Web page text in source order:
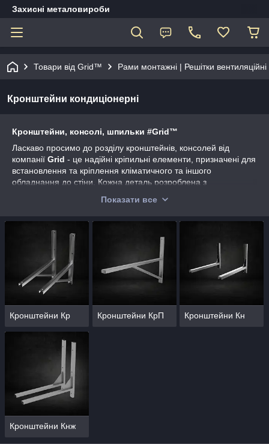
Захисні металовироби
Товари від Grid™ Рами монтажні | Решітки
Кронштейни кондиціонерні
Кронштейни, консолі, шпильки #Grid™
Ласкаво просимо до розділу кронштейнів, консолей від
компанії Grid - це надійні кріпильні елементи, призначені для
встановлення та кріплення кліматичного та іншого
обладнання до стіни. Кожна деталь розроблена з
надійну фіксацію та стійкість обладнання. Вибирайте надійні
Показати все
Кронштейни Кр Кронштейни КрП Кронштейни Кн
Кронштейни Кнж